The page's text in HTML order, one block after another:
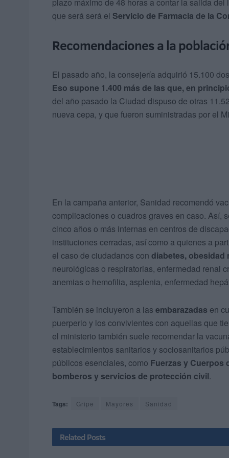
plazo máximo de 48 horas a contar la salida
que será será el Servicio de Farmacia de la
Recomendaciones a la
El pasado año, la consejería adquirió 15.100
Eso supone 1.400 más de las que, en
del año pasado la Ciudad dispuso de otras
nueva cepa, y que fueron suministradas por el
En la campaña anterior, Sanidad recomendó
complicaciones o cuadros graves en caso. Así,
cinco años o más internas en centros de
instituciones cerradas, así como a quienes a
el caso de ciudadanos con diabetes, obesidad
neurológicas o respiratorias, enfermedad renal
anemias o hemofilia, asplenia, enfermedad
También se incluyeron a las embarazadas en
puerperio y los convivientes con aquellas que
el ministerio también suele recomendar la
establecimientos sanitarios y sociosanitarios
públicos esenciales, como Fuerzas y Cuerpos
bomberos y servicios de protección civil.
Tags: Gripe Mayores Sanidad
Related Posts